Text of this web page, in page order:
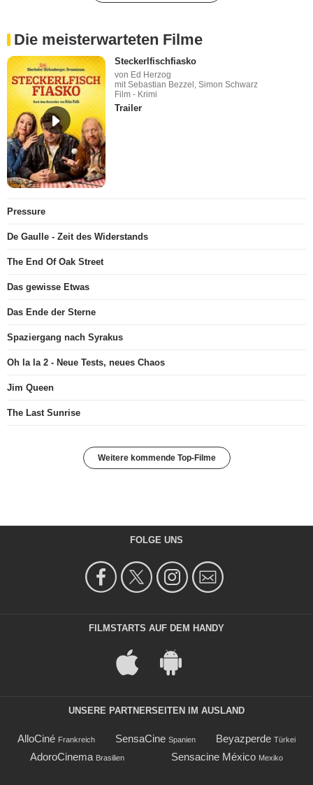
Die meisterwarteten Filme
Steckerlfischfiasko
von Ed Herzog
mit Sebastian Bezzel, Simon Schwarz
Film - Krimi
Trailer
Pressure
De Gaulle - Zeit des Widerstands
The End Of Oak Street
Das gewisse Etwas
Das Ende der Sterne
Spaziergang nach Syrakus
Oh la la 2 - Neue Tests, neues Chaos
Jim Queen
The Last Sunrise
Weitere kommende Top-Filme
FOLGE UNS
FILMSTARTS AUF DEM HANDY
UNSERE PARTNERSEITEN IM AUSLAND
AlloCiné Frankreich SensaCine Spanien Beyazperde Türkei
AdoroCinema Brasilien Sensacine México Mexiko